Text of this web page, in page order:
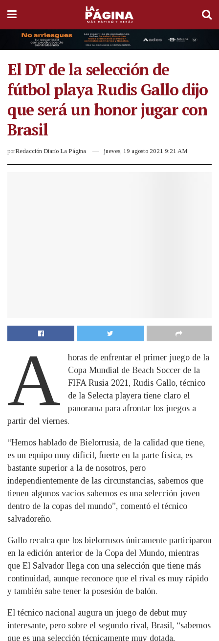
El DT de la selección de
fútbol playa Rudis Gallo dijo
que será un honor jugar con
Brasil
porRedacción Diario La Página jueves, 19 agosto 2021 9:21 AM
A
horas de enfrentar el primer juego de la
Copa Mundial de Beach Soccer de la
FIFA Rusia 2021, Rudis Gallo, técnico
de la Selecta playera tiene claro el
panorama para afrontar los juegos a
partir del viernes.
“Hemos hablado de Bielorrusia, de la calidad que tiene,
es un equipo muy difícil, fuerte en la parte física, es
bastante superior a la de nosotros, pero
independientemente de las circunstancias, sabemos que
tienen algunos vacíos sabemos es una selección joven
dentro de la copas del mundo”, comentó el técnico
salvadoreño.
Gallo recalca que los bielorrusos únicamente participaron
en la edición anterior de la Copa del Mundo, mientras
que El Salvador llega con una selección que tiene más
continuidad, aunque reconoce que el rival es muy rápido
y también sabe tener la posesión de balón.
El técnico nacional augura un juego de debut muy
interesante, pero sobre el segundo rival, Brasil, “sabemos
que es una selección técnicamente muy dotada,